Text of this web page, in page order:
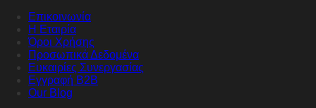
Επικοινωνία
Η Εταιρία
Όροι Χρήσης
Προσωπικά Δεδομένα
Ευκαιρίες Συνεργασίας
Εγγραφή B2B
Our Blog